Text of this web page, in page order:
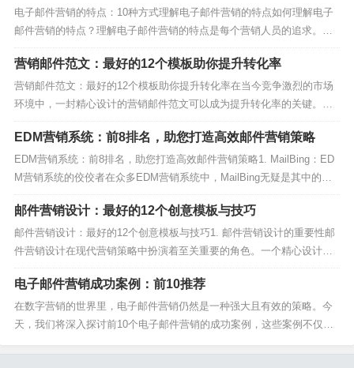
站的用户体验用户体验是选择邮件营销网站时不...
电子邮件营销的特点：10种方式理解电子邮件营销的特点如何理解电子
邮件营销的特点？理解电子邮件营销的特点是每个营销人员的追求。首
先，你需要明确电子邮件营销的特点，确保你的电子邮件营销策略能够
精准触达潜在客户。其次，选择合适的工具，确保数据分析的准确性和
高效性。此外，定期更新分析方法，保持电子邮件营销的...
营销邮件范文：最好的12个模板助你提升转化率
营销邮件范文：最好的12个模板助你提升转化率在当今竞争激烈的市场
环境中，一封精心设计的营销邮件范文可以成为提升转化率的关键。无
论你是新手还是经验丰富的营销人员，掌握一些高效的营销邮件范文模
板总是有益的。今天，我们将为你介绍12个最好的营销邮件范文模板，
这些模板来自MailBing（https://w...
EDM营销系统：前8排名，助您打造高效邮件营销策略
EDM营销系统：前8排名，助您打造高效邮件营销策略1. MailBing：ED
M营销系统的佼佼者在众多EDM营销系统中，MailBing无疑是其中的佼
佼者。它不仅提供了强大的邮件发送功能，还具备智能化的数据分析工
具，帮助您精准定位目标客户。MailBing的EDM营销系统界面简洁直
观，即使是初学者也...
邮件营销设计：最好的12个创意模板与技巧
邮件营销设计：最好的12个创意模板与技巧1. 邮件营销设计的重要性邮
件营销设计在现代营销策略中扮演着至关重要的角色。一个精心设计的
邮件营销设计不仅能吸引读者的注意力，还能有效提升转化率。通过Mai
lBing（https://www.mailbing.com/），你可以找到大量优质的邮件营销
设计模板，...
电子邮件营销成功案例：前10推荐
在数字营销的世界里，电子邮件营销仍然是一种强大且有效的策略。今
天，我们将深入探讨前10个电子邮件营销的成功案例，这些案例不仅展